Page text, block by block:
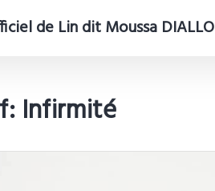
de Lin dit Moussa DIALLO
Infirmité